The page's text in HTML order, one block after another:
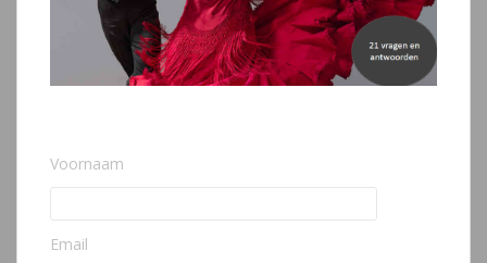
Voornaam
Email